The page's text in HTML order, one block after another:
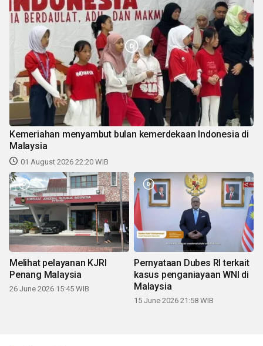
Kemeriahan menyambut bulan kemerdekaan Indonesia di
Malaysia
01 August 2026 22:20 WIB
Melihat pelayanan KJRI
Penang Malaysia
26 June 2026 15:45 WIB
Pernyataan Dubes RI terkait
kasus penganiayaan WNI di
Malaysia
15 June 2026 21:58 WIB